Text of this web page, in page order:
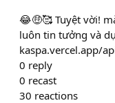
😂🤑🥰 Tuyệt vời!
luôn tin tưởng và
kaspa.vercel.app/
0 reply
0 recast
30 reactions